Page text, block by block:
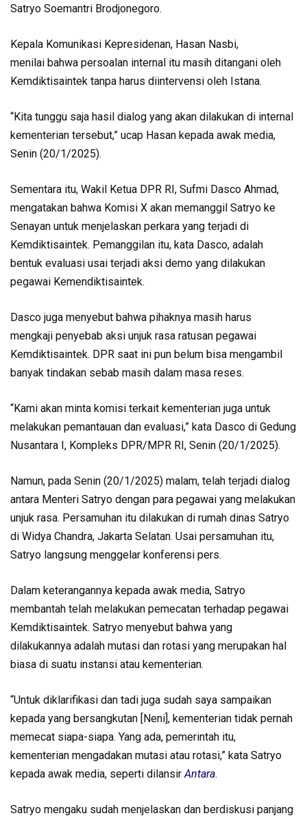
Satryo Soemantri Brodjonegoro.
Kepala Komunikasi Kepresidenan, Hasan Nasbi,
menilai bahwa persoalan internal itu masih ditangani oleh
Kemdiktisaintek tanpa harus diintervensi oleh Istana.
“Kita tunggu saja hasil dialog yang akan dilakukan di internal
kementerian tersebut,” ucap Hasan kepada awak media,
Senin (20/1/2025).
Sementara itu, Wakil Ketua DPR RI, Sufmi Dasco Ahmad,
mengatakan bahwa Komisi X akan memanggil Satryo ke
Senayan untuk menjelaskan perkara yang terjadi di
Kemdiktisaintek. Pemanggilan itu, kata Dasco, adalah
bentuk evaluasi usai terjadi aksi demo yang dilakukan
pegawai Kemendiktisaintek.
Dasco juga menyebut bahwa pihaknya masih harus
mengkaji penyebab aksi unjuk rasa ratusan pegawai
Kemdiktisaintek. DPR saat ini pun belum bisa mengambil
banyak tindakan sebab masih dalam masa reses.
“Kami akan minta komisi terkait kementerian juga untuk
melakukan pemantauan dan evaluasi,” kata Dasco di Gedung
Nusantara I, Kompleks DPR/MPR RI, Senin (20/1/2025).
Namun, pada Senin (20/1/2025) malam, telah terjadi dialog
antara Menteri Satryo dengan para pegawai yang melakukan
unjuk rasa. Persamuhan itu dilakukan di rumah dinas Satryo
di Widya Chandra, Jakarta Selatan. Usai persamuhan itu,
Satryo langsung menggelar konferensi pers.
Dalam keterangannya kepada awak media, Satryo
membantah telah melakukan pemecatan terhadap pegawai
Kemdiktisaintek. Satryo menyebut bahwa yang
dilakukannya adalah mutasi dan rotasi yang merupakan hal
biasa di suatu instansi atau kementerian.
“Untuk diklarifikasi dan tadi juga sudah saya sampaikan
kepada yang bersangkutan [Neni], kementerian tidak pernah
memecat siapa-siapa. Yang ada, pemerintah itu,
kementerian mengadakan mutasi atau rotasi,” kata Satryo
kepada awak media, seperti dilansirAntara.
Satryo mengaku sudah menjelaskan dan berdiskusi panjang